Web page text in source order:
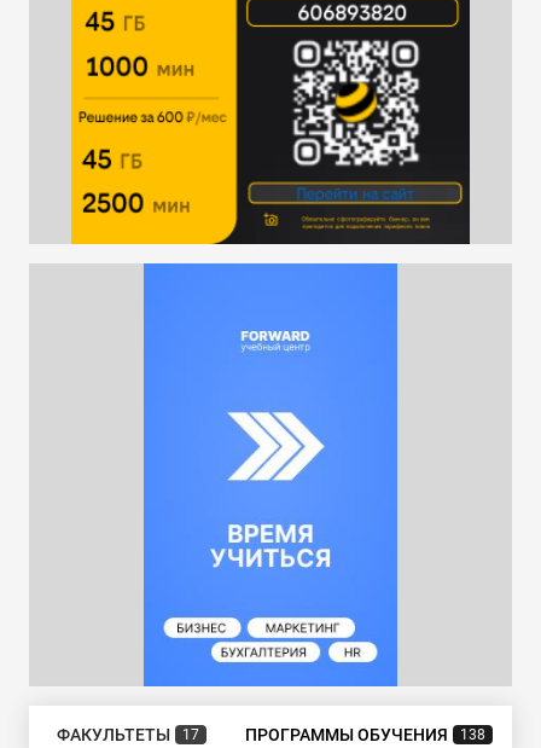
ФАКУЛЬТЕТЫ 17 ПРОГРАММЫ ОБУЧЕНИЯ 138